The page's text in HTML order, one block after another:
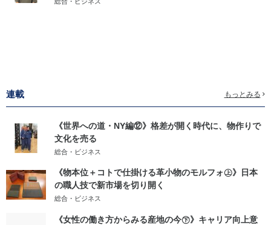
連載 もっとみる
《世界への道・NY編⑫》格差が開く時代に、物作りで
文化を売る
総合・ビジネス
《物本位＋コトで仕掛ける革小物のモルフォ㊤》日本
の職人技で新市場を切り開く
総合・ビジネス
《女性の働き方からみる産地の今㊦》キャリア向上意